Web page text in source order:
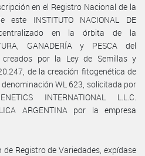
en el Registro Nacional de la
este INSTITUTO NACIONAL DE
en la órbita de la
GANADERÍA y PESCA del
creados por la Ley de Semillas y
de la creación fitogenética de
WL 623, solicitada por
INTERNATIONAL L.L.C.
ARGENTINA por la empresa
de Registro de Variedades, expídase